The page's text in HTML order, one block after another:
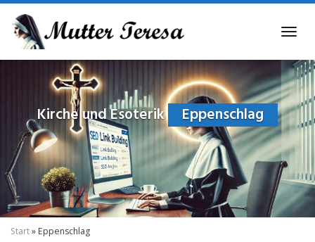
Skip
main
Kirche und Esoterik Eppenschlag
Start» Eppenschlag